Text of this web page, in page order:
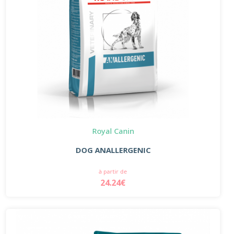
Royal Canin
DOG ANALLERGENIC
à partir de
24.24€